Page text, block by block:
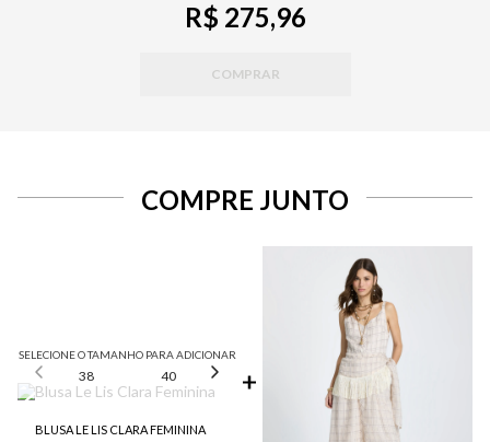
R$ 275,96
COMPRAR
COMPRE JUNTO
SELECIONE O TAMANHO PARA ADICIONAR
38 40 42 44
BLUSA LE LIS CLARA FEMININA